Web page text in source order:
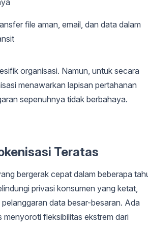
file aman, email, dan data dalam
organisasi. Namun, untuk secara
menawarkan lapisan pertahanan
sepenuhnya tidak berbahaya.
Teratas
bergerak cepat dalam beberapa
privasi konsumen yang ketat,
data besar-besaran. Ada
fleksibilitas ekstrem dari